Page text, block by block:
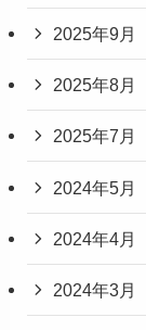
2025年9月
2025年8月
2025年7月
2024年5月
2024年4月
2024年3月